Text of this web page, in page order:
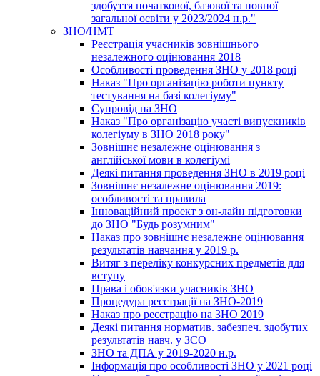
здобуття початкової, базової та повної
загальної освіти у 2023/2024 н.р."
ЗНО/НМТ
Реєстрація учасників зовнішнього
незалежного оцінювання 2018
Особливості проведення ЗНО у 2018 році
Наказ "Про організацію роботи пункту
тестування на базі колегіуму"
Супровід на ЗНО
Наказ "Про організацію участі випускників
колегіуму в ЗНО 2018 року"
Зовнішнє незалежне оцінювання з
англійської мови в колегіумі
Деякі питання проведення ЗНО в 2019 році
Зовнішнє незалежне оцінювання 2019:
особливості та правила
Інноваційний проект з он-лайн підготовки
до ЗНО "Будь розумним"
Наказ про зовнішнє незалежне оцінювання
результатів навчання у 2019 р.
Витяг з переліку конкурсних предметів для
вступу
Права і обов'язки учасників ЗНО
Процедура реєстрації на ЗНО-2019
Наказ про реєстрацію на ЗНО 2019
Деякі питання норматив. забезпеч. здобутих
результатів навч. у ЗСО
ЗНО та ДПА у 2019-2020 н.р.
Інформація про особливості ЗНО у 2021 році